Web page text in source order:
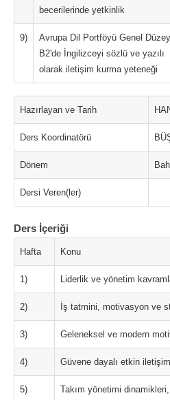
becerilerinde yetkinlik
9)
Avrupa Dil Portföyü Genel Düzey
B2'de İngilizceyi sözlü ve yazılı
olarak iletişim kurma yeteneği
Hazırlayan ve Tarih
Ders Koordinatörü
Dönem
Dersi Veren(ler)
Ders İçeriği
Hafta Konu
1) Liderlik ve yönetim
2) İş tatmini, motivasyon ve
3) Geleneksel ve modern
4) Güvene dayalı etkin iletişim
5) Takım yönetimi